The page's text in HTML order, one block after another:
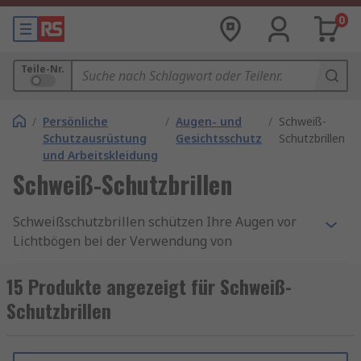
0
Teile-Nr.
/ Persönliche
Schutzausrüstung
und Arbeitskleidung
/ Augen- und
Gesichtsschutz
/ Schweiß-
Schutzbrillen
Schweiß-Schutzbrillen
Schweißschutzbrillen schützen Ihre Augen vor
Lichtbögen bei der Verwendung von
Schweißlichtbögen wird ultraviolette Strahlung
erzeugt, die Ihre Augen schädigen kann.
Arbeitern im Umfeld von Schweißarbeiten und
15 Produkte angezeigt für Schweiß-
Schutzbrillen